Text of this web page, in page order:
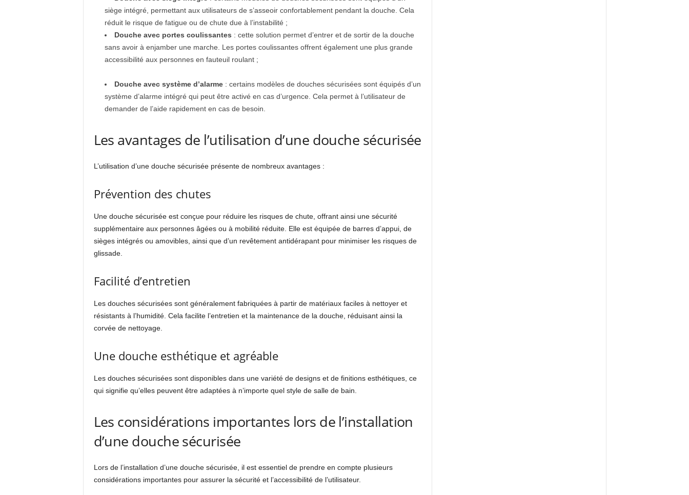
siège intégré, permettant aux utilisateurs de s’asseoir confortablement pendant la douche. Cela
réduit le risque de fatigue ou de chute due à l’instabilité ;
Douche avec portes coulissantes : cette solution permet d’entrer et de sortir de la douche
sans avoir à enjamber une marche. Les portes coulissantes offrent également une plus grande
accessibilité aux personnes en fauteuil roulant ;
Douche avec système d’alarme : certains modèles de douches sécurisées sont équipés d’un
système d’alarme intégré qui peut être activé en cas d’urgence. Cela permet à l’utilisateur de
demander de l’aide rapidement en cas de besoin.
Les avantages de l’utilisation d’une douche sécurisée
L’utilisation d’une douche sécurisée présente de nombreux avantages :
Prévention des chutes
Une douche sécurisée est conçue pour réduire les risques de chute, offrant ainsi une sécurité
supplémentaire aux personnes âgées ou à mobilité réduite. Elle est équipée de barres d’appui, de
sièges intégrés ou amovibles, ainsi que d’un revêtement antidérapant pour minimiser les risques de
glissade.
Facilité d’entretien
Les douches sécurisées sont généralement fabriquées à partir de matériaux faciles à nettoyer et
résistants à l’humidité. Cela facilite l’entretien et la maintenance de la douche, réduisant ainsi la
corvée de nettoyage.
Une douche esthétique et agréable
Les douches sécurisées sont disponibles dans une variété de designs et de finitions esthétiques, ce
qui signifie qu’elles peuvent être adaptées à n’importe quel style de salle de bain.
Les considérations importantes lors de l’installation
d’une douche sécurisée
Lors de l’installation d’une douche sécurisée, il est essentiel de prendre en compte plusieurs
considérations importantes pour assurer la sécurité et l’accessibilité de l’utilisateur.